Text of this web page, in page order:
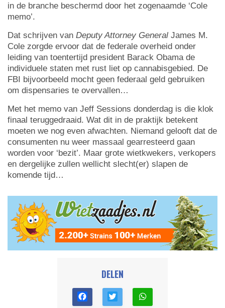
in de branche beschermd door het zogenaamde ‘Cole
memo’.
Dat schrijven van Deputy Attorney General James M.
Cole zorgde ervoor dat de federale overheid onder
leiding van toentertijd president Barack Obama de
individuele staten met rust liet op cannabisgebied. De
FBI bijvoorbeeld mocht geen federaal geld gebruiken
om dispensaries te overvallen…
Met het memo van Jeff Sessions donderdag is die klok
finaal teruggedraaid. Wat dit in de praktijk betekent
moeten we nog even afwachten. Niemand gelooft dat de
consumenten nu weer massaal gearresteerd gaan
worden voor ‘bezit’. Maar grote wietkwekers, verkopers
en dergelijke zullen wellicht slecht(er) slapen de
komende tijd…
DELEN